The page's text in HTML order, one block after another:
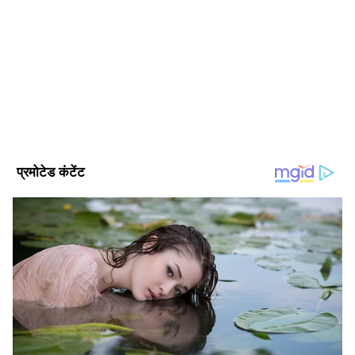
Related Articles
Ram Mandir Donation Controversy: शिकायतें
बढ़ीं, जांच तेज हुई... लेकिन FIR का इंतजार क्यों?